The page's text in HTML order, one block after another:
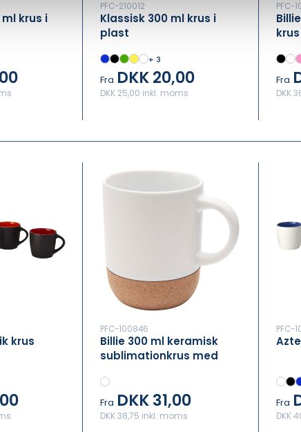
krus i
PFC-210012
Klassisk 300 ml krus i
plast
+ 3
Fra DKK 20,00
DKK 25,00 inkl. moms
PFC-
Fra
DKK
krus
PFC-100846
Billie 300 ml keramisk
sublimationkrus med
Fra DKK 31,00
DKK 38,75 inkl. moms
PFC-
Fra
DKK